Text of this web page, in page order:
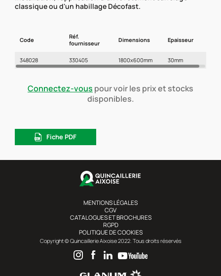
classique ou d'un habillage Décofast.
Code
Réf.
fournisseur
Dimensions Epaisseur
348028 330405 1800x600mm 30mm
Connectez-vous pour voir les prix et stocks
disponibles.
Fiche PDF
MENTIONS LÉGALES
CGV
CATALOGUES ET BROCHURES
RGPD
POLITIQUE DE COOKIES
Copyright © Quincaillerie Aixoise 2022. Tous droits réservés